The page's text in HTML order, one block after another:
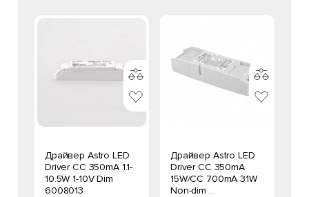
Драйвер Astro LED
Driver CC 350mA 1.1-
10.5W 1-10V Dim
6008013
Драйвер Astro LED
Driver CC 350mA
15W/CC 700mA 31W
Non-dim ..